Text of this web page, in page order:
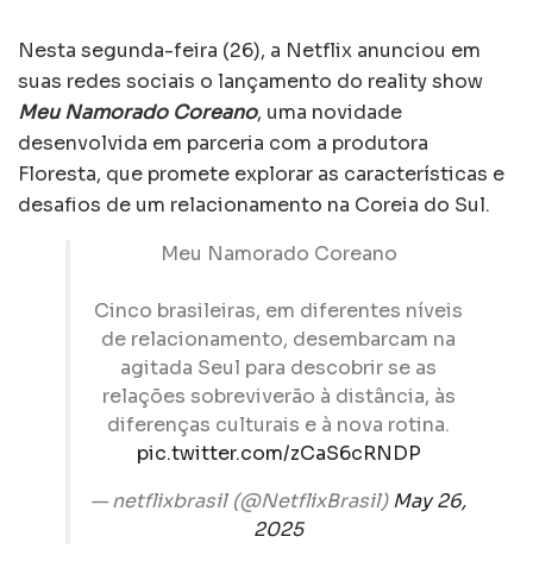
Nesta segunda-feira (26), a Netflix anunciou em
suas redes sociais o lançamento do reality show
Meu Namorado Coreano, uma novidade
desenvolvida em parceria com a produtora
Floresta, que promete explorar as características e
desafios de um relacionamento na Coreia do Sul.
Meu Namorado Coreano
Cinco brasileiras, em diferentes níveis
de relacionamento, desembarcam na
agitada Seul para descobrir se as
relações sobreviverão à distância, às
diferenças culturais e à nova rotina.
pic.twitter.com/zCaS6cRNDP
— netflixbrasil (@NetflixBrasil)May 26,
2025